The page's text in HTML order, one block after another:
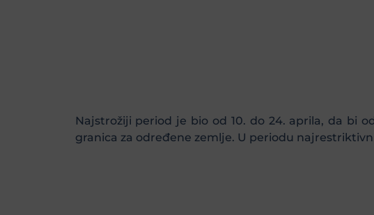
Najstrožiji period je bio od 10. do 24. aprila, da bi
granica za određene zemlje. U periodu